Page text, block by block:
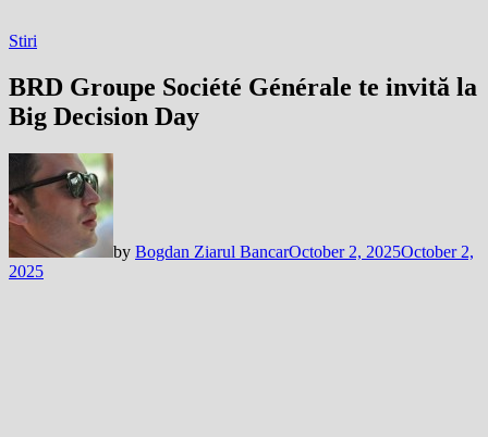
Stiri
BRD Groupe Société Générale te invită la
Big Decision Day
by Bogdan Ziarul BancarOctober 2, 2025October 2,
2025